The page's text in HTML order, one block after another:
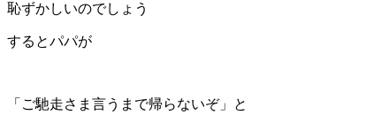
恥ずかしいのでしょう
するとパパが
「ご馳走さま言うまで帰らないぞ」と